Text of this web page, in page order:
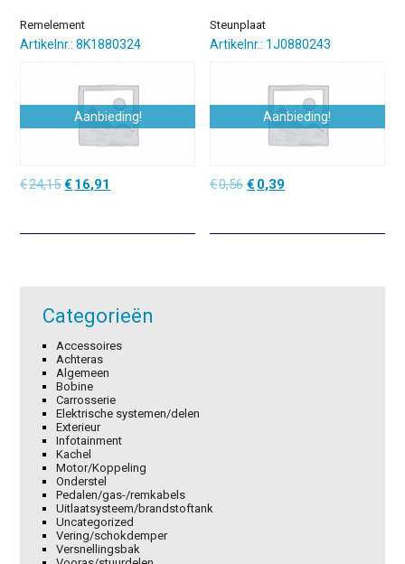
Remelement
Artikelnr.: 8K1880324
Aanbieding!
€24,15Oorspronkelijke
€24,15.
€ 16,91
€16,91.
Steunplaat
Artikelnr.: 1J0880243
Aanbieding!
€0,56 Oorspronkelijke
€0,56.
€ 0,39Huidige
€0,39.
Categorieën
Accessoires
Achteras
Algemeen
Bobine
Carrosserie
Elektrische systemen/delen
Exterieur
Infotainment
Kachel
Motor/Koppeling
Onderstel
Pedalen/gas-/remkabels
Uitlaatsysteem/brandstoftank
Uncategorized
Vering/schokdemper
Versnellingsbak